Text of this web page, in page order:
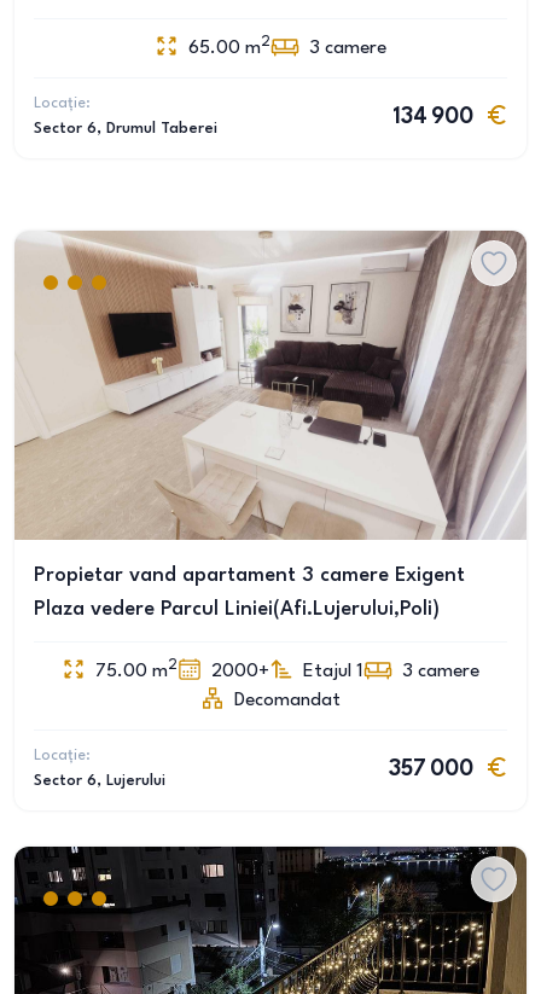
65.00 m2 3 camere
Locație:
Sector 6, Drumul Taberei
134 900
Propietar vand apartament 3 camere Exigent
Plaza vedere Parcul Liniei(Afi.Lujerului,Poli)
75.00 m2 2000+ Etajul 1 3 camere
Decomandat
Locație:
Sector 6, Lujerului
357 000